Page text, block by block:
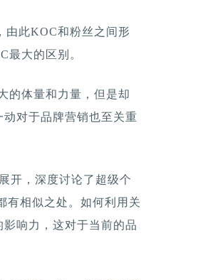
由此KOC和粉丝之间形
最大的区别。
的体量和力量，但是却
对于品牌营销也至关重
开，深度讨论了超级个
有相似之处。如何利用关
响力，这对于当前的品